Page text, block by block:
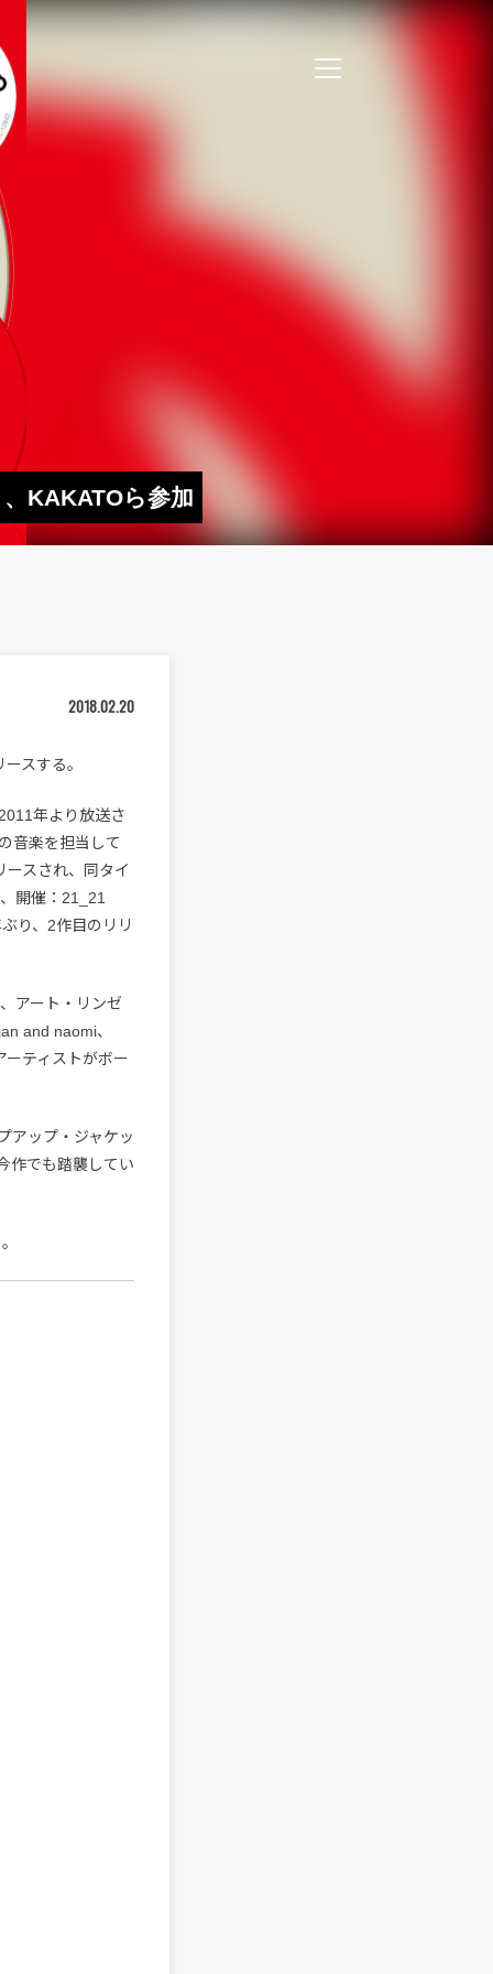
KAKATOら参加
2018.02.20
スする。
年より放送さ
音楽を担当して
スされ、同タイ
開催：21_21
り、2作目のリリ
アート・リンゼ
and naomi、
ーティストがボー
アップ・ジャケッ
作でも踏襲してい